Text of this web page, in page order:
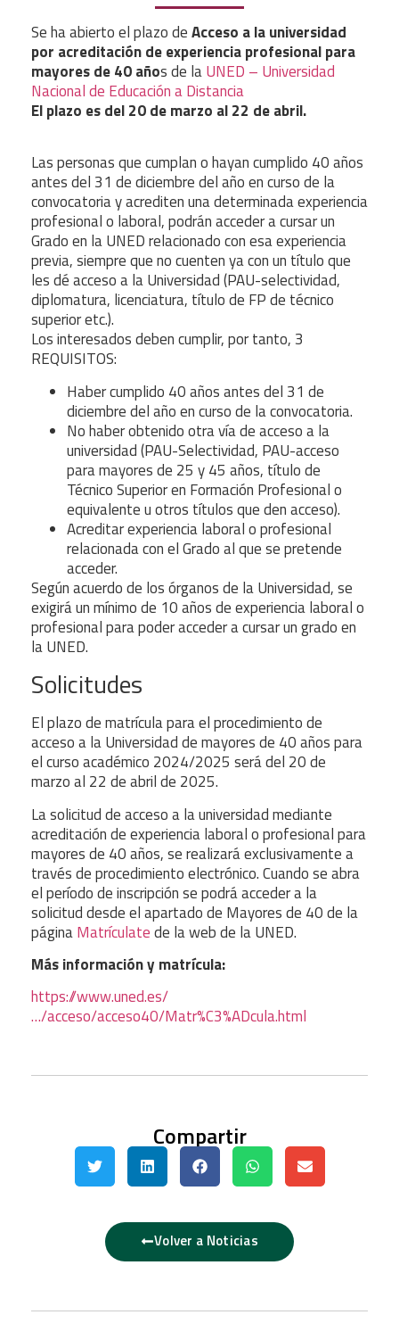
Se ha abierto el plazo deAcceso a la universidad
por acreditación de experiencia profesional para
mayores de 40 años de laUNED – Universidad
Nacional de Educación a Distancia
El plazo es del 20 de marzo al 22 de abril.
Las personas que cumplan o hayan cumplido 40 años
antes del 31 de diciembre del año en curso de la
convocatoria y acrediten una determinada experiencia
profesional o laboral, podrán acceder a cursar un
Grado en la UNED relacionado con esa experiencia
previa, siempre que no cuenten ya con un título que
les dé acceso a la Universidad (PAU-selectividad,
diplomatura, licenciatura, título de FP de técnico
superior etc.).
Los interesados deben cumplir, por tanto, 3
REQUISITOS:
Haber cumplido 40 años antes del 31 de
diciembre del año en curso de la convocatoria.
No haber obtenido otra vía de acceso a la
universidad (PAU-Selectividad, PAU-acceso
para mayores de 25 y 45 años, título de
Técnico Superior en Formación Profesional o
equivalente u otros títulos que den acceso).
Acreditar experiencia laboral o profesional
relacionada con el Grado al que se pretende
acceder.
Según acuerdo de los órganos de la Universidad, se
exigirá un mínimo de 10 años de experiencia laboral o
profesional para poder acceder a cursar un grado en
la UNED.
Solicitudes
El plazo de matrícula para el procedimiento de
acceso a la Universidad de mayores de 40 años para
el curso académico 2024/2025 será del 20 de
marzo al 22 de abril de 2025.
La solicitud de acceso a la universidad mediante
acreditación de experiencia laboral o profesional para
mayores de 40 años, se realizará exclusivamente a
través de procedimiento electrónico. Cuando se abra
el período de inscripción se podrá acceder a la
solicitud desde el apartado de Mayores de 40 de la
páginaMatrículatede la web de la UNED.
Más información y matrícula:
https://www.uned.es/
…/acceso/acceso40/Matr%C3%ADcula.html
Compartir
Volver a Noticias